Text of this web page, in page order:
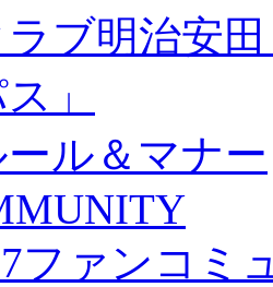
ブ明治安
」
ル＆マナー
ファンコミ